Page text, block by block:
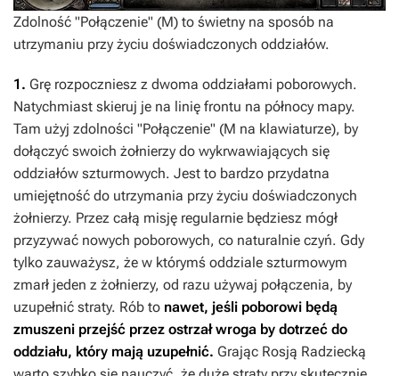
Zdolność "Połączenie" (M) to świetny na sposób na
utrzymaniu przy życiu doświadczonych oddziałów.
1. Grę rozpoczniesz z dwoma oddziałami poborowych.
Natychmiast skieruj je na linię frontu na północy mapy.
Tam użyj zdolności "Połączenie" (M na klawiaturze), by
dołączyć swoich żołnierzy do wykrwawiających się
oddziałów szturmowych. Jest to bardzo przydatna
umiejętność do utrzymania przy życiu doświadczonych
żołnierzy. Przez całą misję regularnie będziesz mógł
przyzywać nowych poborowych, co naturalnie czyń. Gdy
tylko zauważysz, że w którymś oddziale szturmowym
zmarł jeden z żołnierzy, od razu używaj połączenia, by
uzupełnić straty. Rób to nawet, jeśli poborowi będą
zmuszeni przejść przez ostrzał wroga by dotrzeć do
oddziału, który mają uzupełnić. Grając Rosją Radziecką